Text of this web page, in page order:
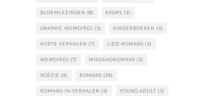
BLOEMLEZINGEN (8) ESSAYS (1)
GRAPHIC MEMOIRES (1) KINDERBOEKEN (1)
KORTE VERHALEN (7) LIED-ROMANS (1)
MEMOIRES (7) MISDAADROMANS (1)
POËZIE (4) ROMANS (34)
ROMANS-IN-VERHALEN (5) YOUNG ADULT (1)